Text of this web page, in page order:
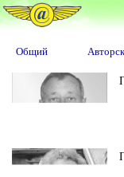
Общий